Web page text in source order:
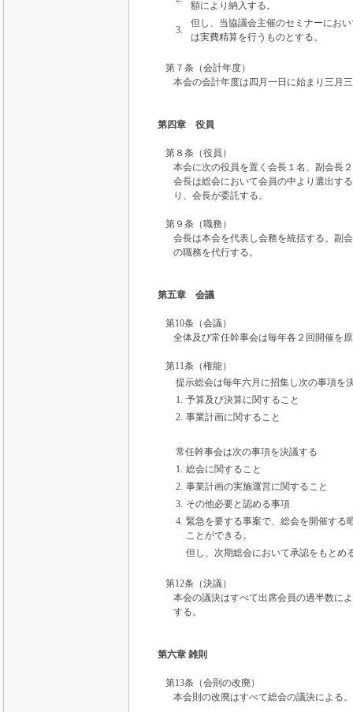
額により納入する。
3.
但し、当協議会主催のセミナーにお
は実費精算を行うものとする。
第７条（会計年度）
本会の会計年度は四月一日に始まり三月
第四章 役員
第８条（役員）
本会に次の役員を置く会長１名、副会長
会長は総会において会員の中より選出す
り、会長が委託する。
第９条（職務）
会長は本会を代表し会務を統括する。副
の職務を代行する。
第五章 会議
第10条（会議）
全体及び常任幹事会は毎年各２回開催を
第11条（権能）
提示総会は毎年六月に招集し次の事項を
1. 予算及び決算に関すること
2. 事業計画に関すること
常任幹事会は次の事項を決議する
1. 総会に関すること
2. 事業計画の実施運営に関すること
3. その他必要と認める事項
4. 緊急を要する事案で、総会を開催する
ことができる。
但し、次期総会において承認をもとめ
第12条（決議）
本会の議決はすべて出席会員の過半数に
する。
第六章 雑則
第13条（会則の改廃）
本会則の改廃はすべて総会の議決による。